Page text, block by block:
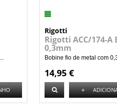
Rigotti
Rigotti ACC/174-
0,3mm
Bobine fio de metal com
14,95 €
+